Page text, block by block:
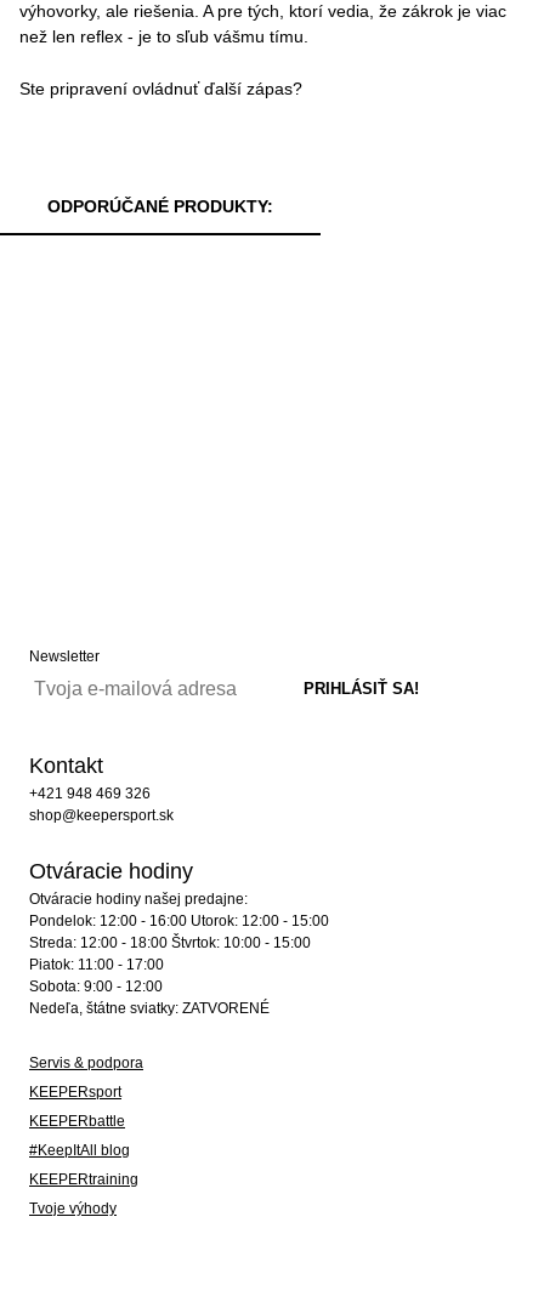
výhovorky, ale riešenia. A pre tých, ktorí vedia, že zákrok je viac
než len reflex - je to sľub vášmu tímu.
Ste pripravení ovládnuť ďalší zápas?
ODPORÚČANÉ PRODUKTY:
Newsletter
Kontakt
+421 948 469 326
shop@keepersport.sk
Otváracie hodiny
Otváracie hodiny našej predajne:
Pondelok: 12:00 - 16:00 Utorok: 12:00 - 15:00
Streda: 12:00 - 18:00 Štvrtok: 10:00 - 15:00
Piatok: 11:00 - 17:00
Sobota: 9:00 - 12:00
Nedeľa, štátne sviatky: ZATVORENÉ
Servis & podpora
KEEPERsport
KEEPERbattle
#KeepItAll blog
KEEPERtraining
Tvoje výhody